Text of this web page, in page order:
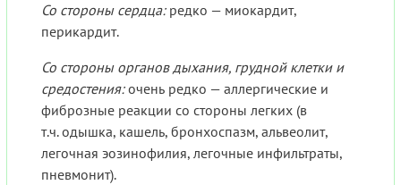
Со стороны сердца:редко — миокардит,
перикардит.
Со стороны органов дыхания, грудной клетки и
средостения:очень редко — аллергические и
фиброзные реакции со стороны легких (в
т.ч. одышка, кашель, бронхоспазм, альвеолит,
легочная эозинофилия, легочные инфильтраты,
пневмонит).